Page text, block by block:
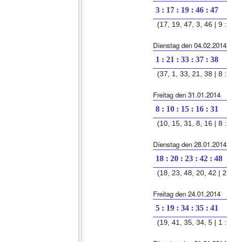
3 : 17 : 19 : 46 : 47
(17, 19, 47, 3, 46 | 9
Dienstag den 04.02.2014
1 : 21 : 33 : 37 : 38
(37, 1, 33, 21, 38 | 8
Freitag den 31.01.2014
8 : 10 : 15 : 16 : 31
(10, 15, 31, 8, 16 | 8
Dienstag den 28.01.2014
18 : 20 : 23 : 42 : 48
(18, 23, 48, 20, 42 |
Freitag den 24.01.2014
5 : 19 : 34 : 35 : 41
(19, 41, 35, 34, 5 | 1